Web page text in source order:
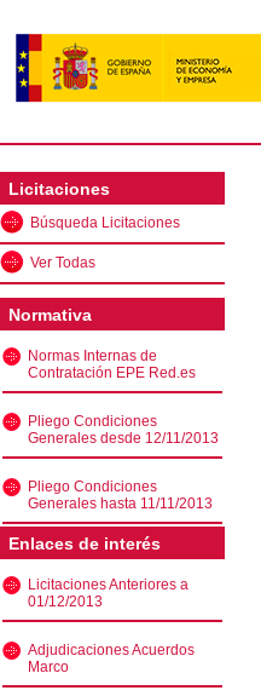
Licitaciones
Búsqueda Licitaciones
Ver Todas
Normativa
Normas Internas de
Contratación EPE Red.es
Pliego Condiciones
Generales desde 12/11/2013
Pliego Condiciones
Generales hasta 11/11/2013
Enlaces de interés
Licitaciones Anteriores a
01/12/2013
Adjudicaciones Acuerdos
Marco